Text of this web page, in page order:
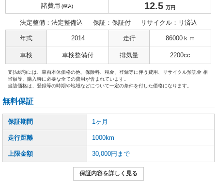
諸費用 (税込) 12.5 万円
法定整備：法定整備込 保証：保証付 リサイクル：リ済込
年式 2014 走行 86000ｋｍ
車検 車検整備付 排気量 2200cc
支払総額には、車両本体価格の他、保険料、税金、登録等に伴う費用、リサイクル預託金 相
当額等、購入時に必要な全ての費用が含まれています。
当該価格は、登録等の時期や地域などについて一定の条件を付した価格になります。
無料保証
保証期間 1ヶ月
走行距離 1000km
上限金額 30,000円まで
保証内容を詳しく見る